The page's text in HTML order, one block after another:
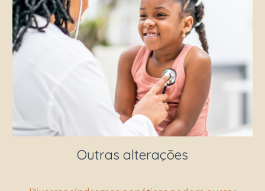
Outras alterações